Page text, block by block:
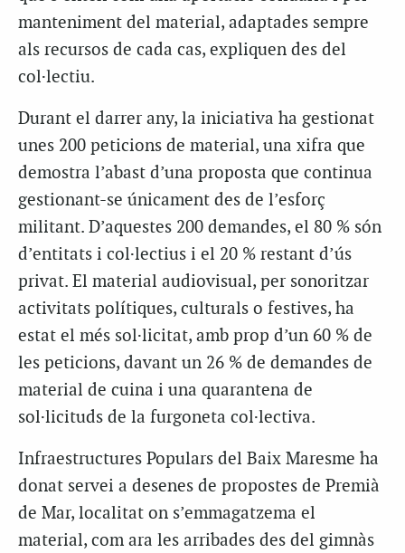
manteniment del material, adaptades sempre
als recursos de cada cas, expliquen des del
col·lectiu.
Durant el darrer any, la iniciativa ha gestionat
unes 200 peticions de material, una xifra que
demostra l’abast d’una proposta que continua
gestionant-se únicament des de l’esforç
militant. D’aquestes 200 demandes, el 80 % són
d’entitats i col·lectius i el 20 % restant d’ús
privat. El material audiovisual, per sonoritzar
activitats polítiques, culturals o festives, ha
estat el més sol·licitat, amb prop d’un 60 % de
les peticions, davant un 26 % de demandes de
material de cuina i una quarantena de
sol·licituds de la furgoneta col·lectiva.
Infraestructures Populars del Baix Maresme ha
donat servei a desenes de propostes de Premià
de Mar, localitat on s’emmagatzema el
material, com ara les arribades des del gimnàs